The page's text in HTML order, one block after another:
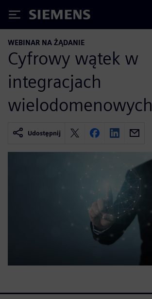
Siemens
WEBINAR NA ŻĄDANIE
Cyfrowy wątek w
integracjach
wielodomenowych
Udostępnij